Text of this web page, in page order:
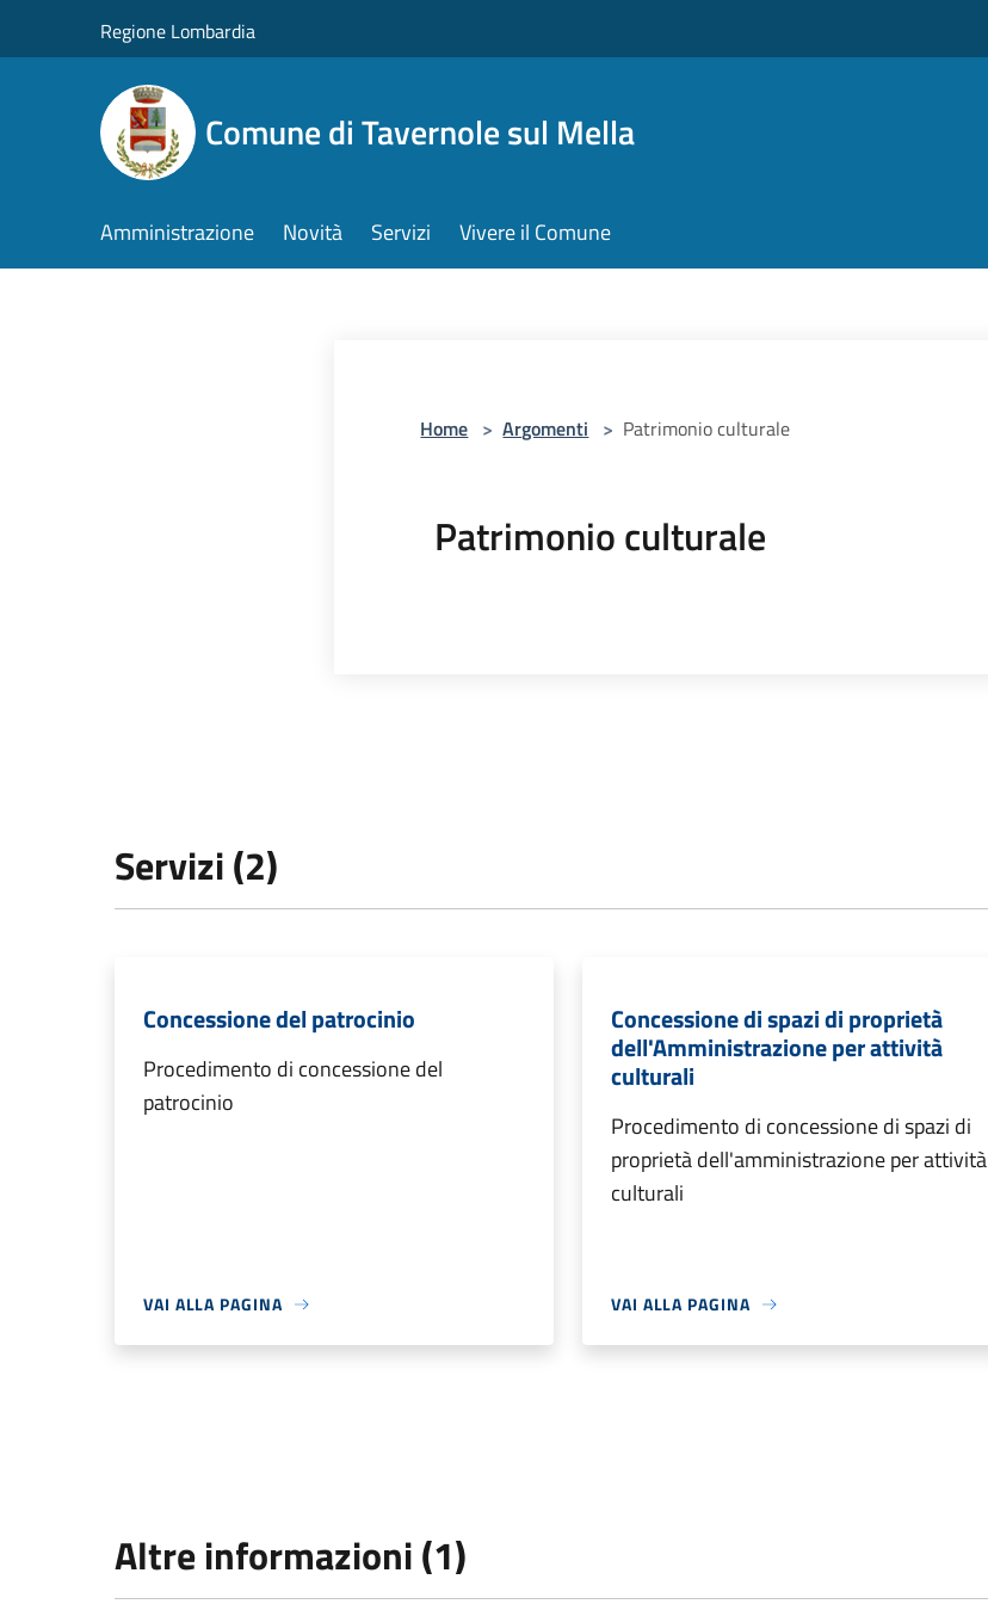
Regione Lombardia
Comune di Tavernole sul Mella
Amministrazione Novità Servizi Vivere il Comune
Home > Argomenti > Patrimonio culturale
Patrimonio culturale
Servizi (2)
Concessione del patrocinio
Procedimento di concessione del
patrocinio
VAI ALLA PAGINA
Concessione di spazi di proprietà
dell'Amministrazione per attività
culturali
Procedimento di concessione di spazi di
proprietà dell'amministrazione per attività
culturali
VAI ALLA PAGINA
Altre informazioni (1)